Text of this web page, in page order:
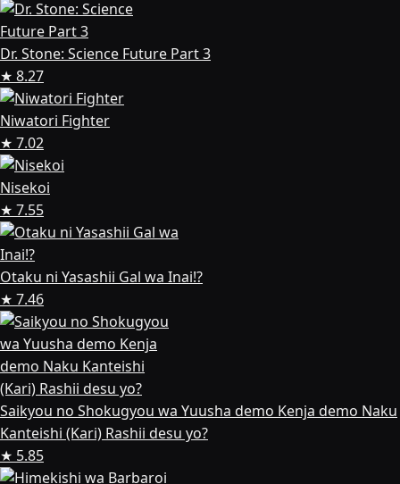
Dr. Stone: Science Future Part 3
★ 8.27
Niwatori Fighter
★ 7.02
Nisekoi
★ 7.55
Otaku ni Yasashii Gal wa Inai!?
★ 7.46
Saikyou no Shokugyou wa Yuusha demo Kenja demo Naku
Kanteishi (Kari) Rashii desu yo?
★ 5.85